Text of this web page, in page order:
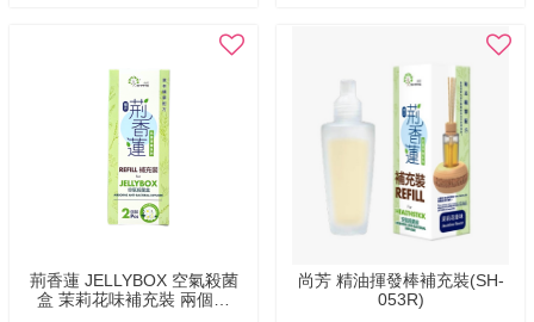
荊香蓮 JELLYBOX 空氣殺菌
盒 茉莉花味補充裝 兩個裝
尚芳 精油揮發棒補充裝(SH-
053R)